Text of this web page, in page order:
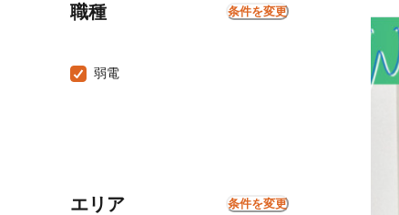
職種 条件を変更
弱電
エリア 条件を変更